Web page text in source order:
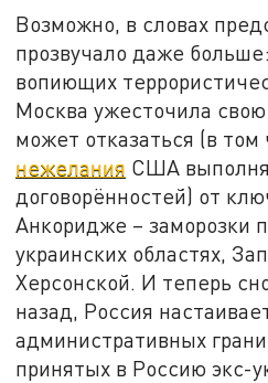
Возможно, в словах
прозвучало даже
вопиющих
Москва ужесточила
может отказаться (в том
нежелания США
договорённостей) от
Анкоридже – заморозки
украинских областях,
Херсонской. И теперь
назад, Россия
административных
принятых в Россию экс-